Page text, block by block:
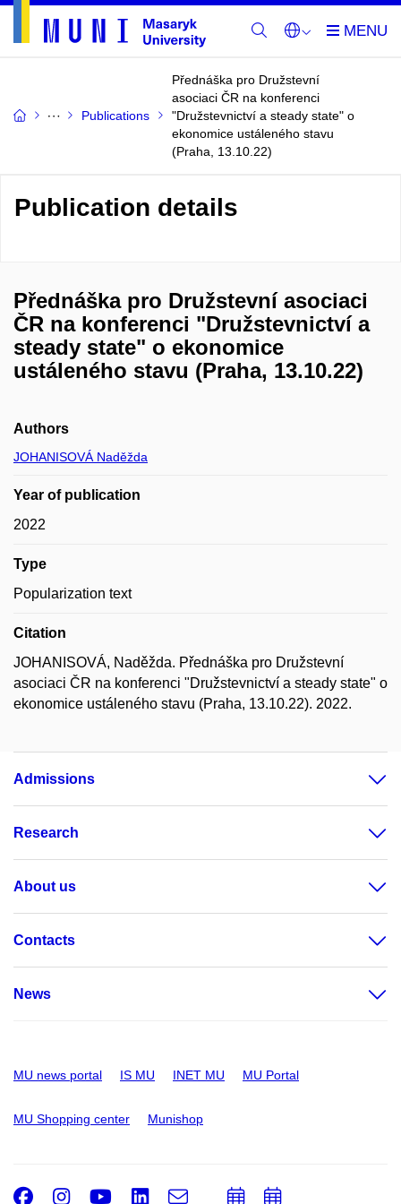
Publications
Přednáška pro Družstevní
asociaci ČR na konferenci
"Družstevnictví a steady state" o
ekonomice ustáleného stavu
(Praha, 13.10.22)
Publication details
Přednáška pro Družstevní asociaci
ČR na konferenci "Družstevnictví a
steady state" o ekonomice
ustáleného stavu (Praha, 13.10.22)
Authors
JOHANISOVÁ Naděžda
Year of publication
2022
Type
Popularization text
Citation
JOHANISOVÁ, Naděžda. Přednáška pro Družstevní
asociaci ČR na konferenci "Družstevnictví a steady state" o
ekonomice ustáleného stavu (Praha, 13.10.22). 2022.
Admissions
Research
About us
Contacts
News
MU news portal IS MU INET MU MU Portal
MU Shopping center Munishop
Facebook
Instagram
Youtube
LinkedIn
e-
AddAdd